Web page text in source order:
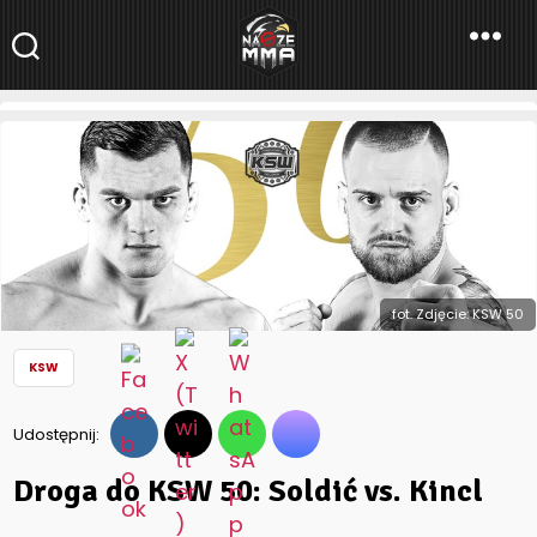
NaszeMMA
NaszeMMA.pl»Aktualności Polskie MMA»KSW»Droga do KSW 50:
Soldić vs. Kincl
fot. Zdjęcie: KSW 50
KSW
Udostępnij:
Droga do KSW 50: Soldić vs. Kincl